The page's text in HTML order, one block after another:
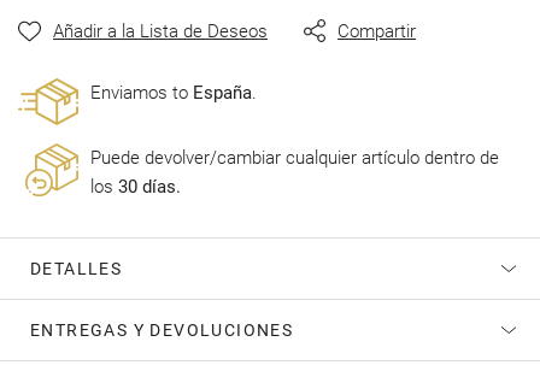
Añadir a la Lista de Deseos Compartir
Enviamos to España.
Puede devolver/cambiar cualquier artículo dentro de
los 30 días.
DETALLES
ENTREGAS Y DEVOLUCIONES